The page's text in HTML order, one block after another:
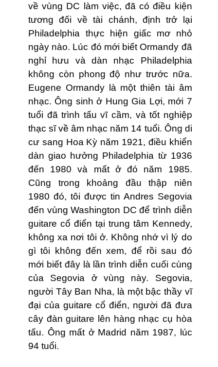
về vùng DC làm việc, đã có điều kiện
tương đối về tài chánh, định trở lại
Philadelphia thực hiện giấc mơ nhỏ
ngày nào. Lúc đó mới biết Ormandy đã
nghỉ hưu và dàn nhạc Philadelphia
không còn phong độ như trước nữa.
Eugene Ormandy là một thiên tài âm
nhạc. Ông sinh ở Hung Gia Lợi, mới 7
tuổi đã trình tấu vĩ cầm, và tốt nghiệp
thạc sĩ về âm nhạc năm 14 tuổi. Ông di
cư sang Hoa Kỳ năm 1921, điều khiển
dàn giao hưởng Philadelphia từ 1936
đến 1980 và mất ở đó năm 1985.
Cũng trong khoảng đầu thập niên
1980 đó, tôi được tin Andres Segovia
đến vùng Washington DC để trình diễn
guitare cổ điển tại trung tâm Kennedy,
không xa nơi tôi ở. Không nhớ vì lý do
gì tôi không đến xem, để rồi sau đó
mới biết đây là lần trình diễn cuối cùng
của Segovia ở vùng này. Segovia,
người Tây Ban Nha, là một bậc thầy vĩ
đại của guitare cổ điển, người đã đưa
cây đàn guitare lên hàng nhạc cụ hòa
tấu. Ông mất ở Madrid năm 1987, lúc
94 tuổi.